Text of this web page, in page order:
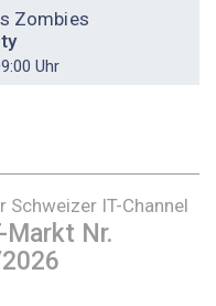
Zombies
Uhr
Schweizer IT-Channel
Markt Nr.